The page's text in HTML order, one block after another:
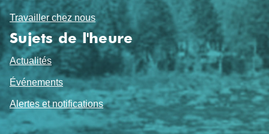
Travailler chez nous
Sujets de l'heure
Actualités
Événements
Alertes et notifications